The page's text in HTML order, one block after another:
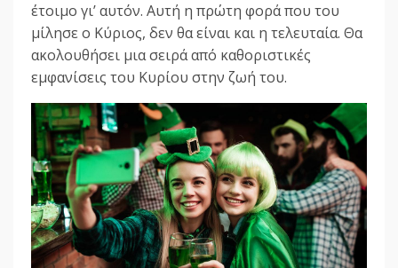
έτοιμο γι’ αυτόν. Αυτή η πρώτη φορά που του
μίλησε ο Κύριος, δεν θα είναι και η τελευταία. Θα
ακολουθήσει μια σειρά από καθοριστικές
εμφανίσεις του Κυρίου στην ζωή του.